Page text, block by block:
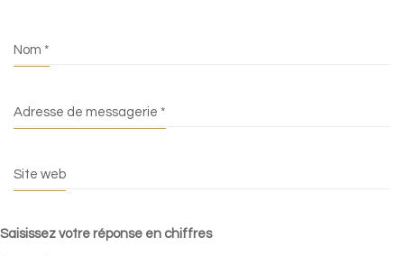
Nom *
Adresse de messagerie *
Site web
Saisissez votre réponse en chiffres